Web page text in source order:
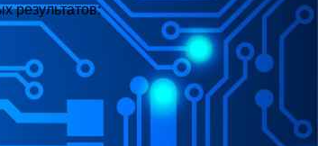
результатов: